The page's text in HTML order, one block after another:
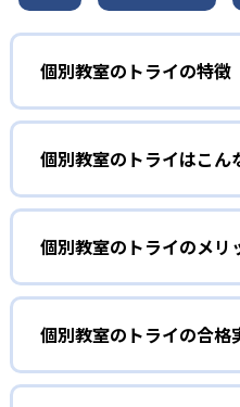
個別教室のトライの特徴
01
選び抜かれた講師によ
個別教室のトライではまず
よって子どもに最適なアプ
またオリジナルのダイアロ
講師が指導した内容を生徒
て本人も気づかないような
ができ、授業での理解度を
個別教室のトライはこん
自分から質問す
個別教室のトライの授業は
が聞く授業ではなく、講師
てもらい、正しく理解して
たとえマンツーマン指導だ
できずに「わかった」と言
個別教室のトライのメリ
どんなメ
個別教室のトライのメリッ
業が受けられる点。教育業
ウハウがあり、実績に基づ
個別教室のトライの合格
個別教室のト